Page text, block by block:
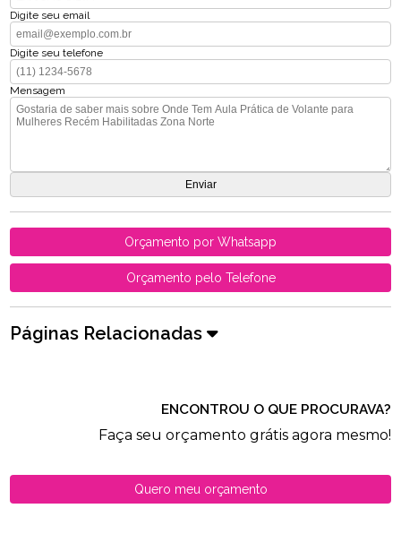
Digite seu email
Digite seu telefone
Mensagem
Orçamento por Whatsapp
Orçamento pelo Telefone
Páginas Relacionadas
ENCONTROU O QUE PROCURAVA?
Faça seu orçamento grátis agora mesmo!
Quero meu orçamento